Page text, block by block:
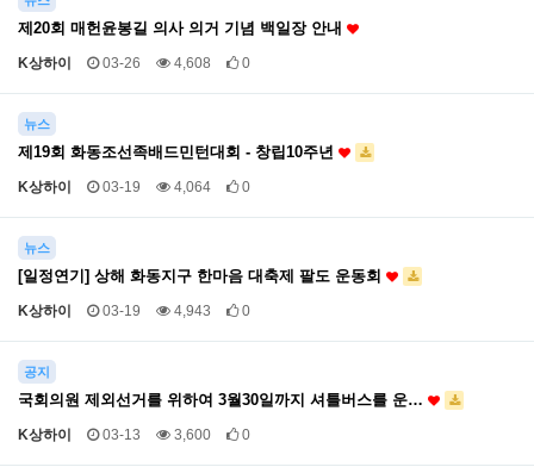
제20회 매헌윤봉길 의사 의거 기념 백일장 안내
K상하이 03-26 4,608 0
뉴스
제19회 화동조선족배드민턴대회 - 창립10주년
K상하이 03-19 4,064 0
뉴스
[일정연기] 상해 화동지구 한마음 대축제 팔도 운동회
K상하이 03-19 4,943 0
공지
국회의원 제외선거를 위하여 3월30일까지 셔틀버스를 운…
K상하이 03-13 3,600 0